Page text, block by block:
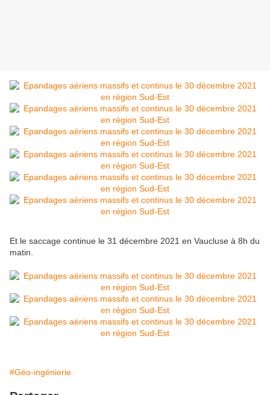
Et le saccage continue le 31 décembre 2021 en Vaucluse à 8h du
matin.
#Géo-ingénierie